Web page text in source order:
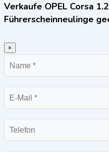
Verkaufe OPEL Corsa
Führerscheinneulinge
×
Name
E-
Mail
Telefon